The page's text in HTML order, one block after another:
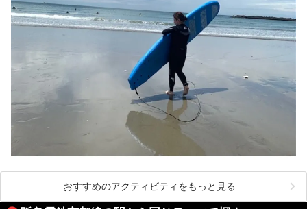
おすすめのアクティビティをもっと見る